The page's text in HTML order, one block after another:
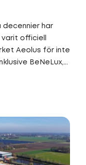
decennier har
officiell
Aeolus för inte
BeNeLux,...